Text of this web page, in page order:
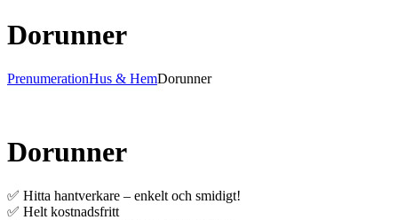
Dorunner
PrenumerationHus & HemDorunner
Dorunner
✅ Hitta hantverkare – enkelt och smidigt!
✅ Helt kostnadsfritt